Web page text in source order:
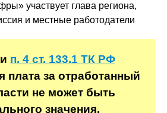
участвует глава региона,
и местные работодатели
п. 4 ст. 133.1 ТК РФ
плата за отработанный
не может быть
значения.